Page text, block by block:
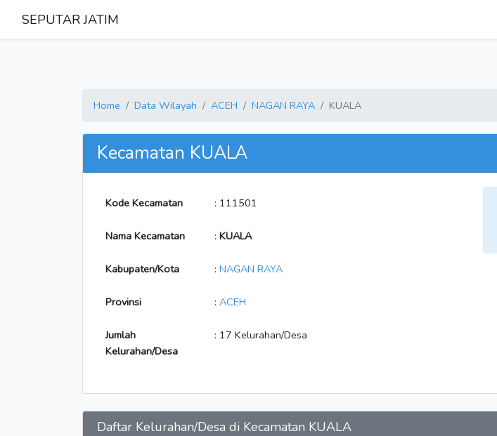
SEPUTAR JATIM
Home Data Wilayah ACEH NAGAN RAYA KUALA
Kecamatan KUALA
Kode Kecamatan : 111501
Nama Kecamatan : KUALA
Kabupaten/Kota : NAGAN RAYA
Provinsi : ACEH
Jumlah
Kelurahan/Desa
: 17 Kelurahan/Desa
Daftar Kelurahan/Desa di Kecamatan KUALA